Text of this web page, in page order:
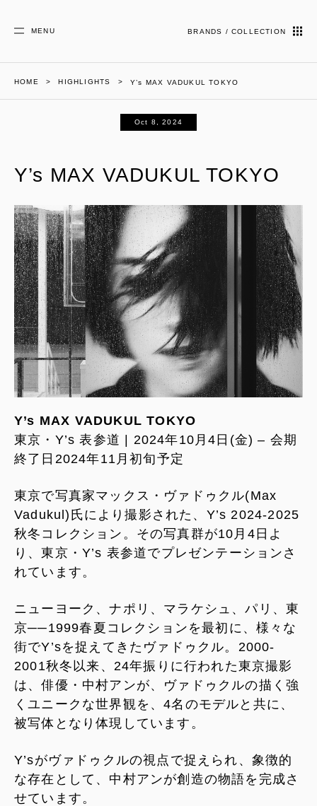
MENU BRANDS / COLLECTION
HOME HIGHLIGHTS Y’s MAX VADUKUL TOKYO
Oct 8, 2024
Y’s MAX VADUKUL TOKYO
Y’s MAX VADUKUL TOKYO
東京・Y’s 表参道 | 2024年10月4日(金) – 会期
終了日2024年11月初旬予定
東京で写真家マックス・ヴァドゥクル(Max
Vadukul)氏により撮影された、Y’s 2024-2025
秋冬コレクション。その写真群が10月4日よ
り、東京・Y’s 表参道でプレゼンテーションさ
れています。
ニューヨーク、ナポリ、マラケシュ、パリ、東
京──1999春夏コレクションを最初に、様々な
街でY’sを捉えてきたヴァドゥクル。2000-
2001秋冬以来、24年振りに行われた東京撮影
は、俳優・中村アンが、ヴァドゥクルの描く強
くユニークな世界観を、4名のモデルと共に、
被写体となり体現しています。
Y’sがヴァドゥクルの視点で捉えられ、象徴的
な存在として、中村アンが創造の物語を完成さ
せています。